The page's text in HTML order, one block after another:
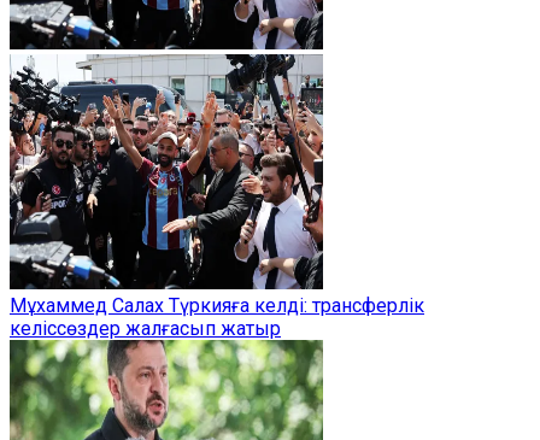
Мұхаммед Салах Түркияға келді: трансферлік
келіссөздер жалғасып жатыр